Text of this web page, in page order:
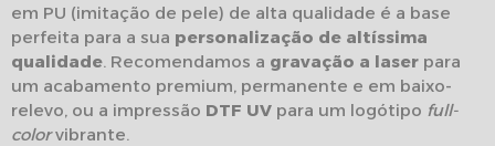
em PU (imitação de pele) de alta qualidade é a base
perfeita para a sua personalização de altíssima
qualidade. Recomendamos a gravação a laser para
um acabamento premium, permanente e em baixo-
relevo, ou a impressão DTF UV para um logótipo full-
colorvibrante.